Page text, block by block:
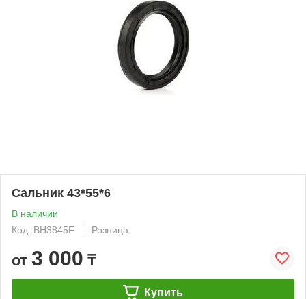
Сальник 43*55*6
В наличии
Код: BH3845F
Розница
от 3 000 ₸
Купить